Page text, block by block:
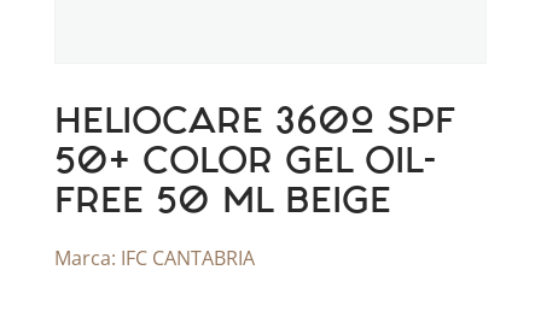
HELIOCARE 360º SPF
50+ COLOR GEL OIL-
FREE 50 ML BEIGE
Marca: IFC CANTABRIA